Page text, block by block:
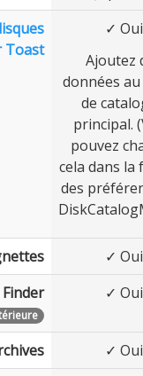
Toast
✓ Oui
Ajoutez
données
de
principal.
pouvez
cela dans la
des
✓ Oui
✓ Oui
✓ Oui